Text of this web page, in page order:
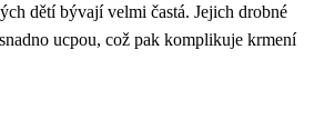
dětí bývají velmi častá. Jejich drobné
ucpou, což pak komplikuje krmení